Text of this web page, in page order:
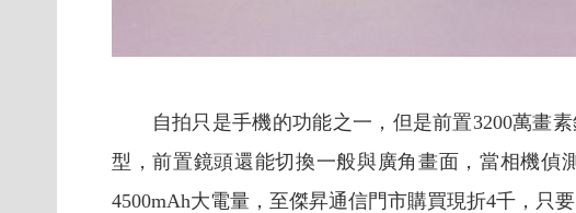
自拍只是手機的功能之一，但是前置3200萬畫素
型，前置鏡頭還能切換一般與廣角畫面，當相機偵
4500mAh大電量，至傑昇通信門市購買現折4千，只